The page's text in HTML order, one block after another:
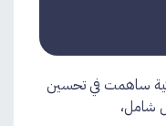
ساهمت في تحسين
شامل،